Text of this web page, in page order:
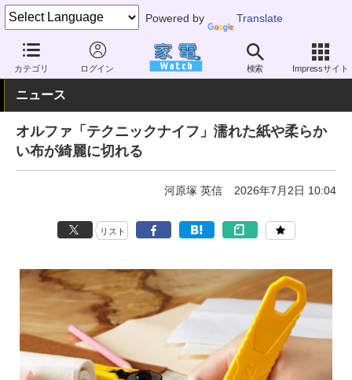
Powered by Translate
カテゴリ ログイン 検索 Impressサイト
家電 Watch その他・家電 アウトドア
ニュース
オルファ「テクニックナイフ」濡れた紙や柔らか
い布が綺麗に切れる
河原塚 英信 2026年7月2日 10:04
リスト